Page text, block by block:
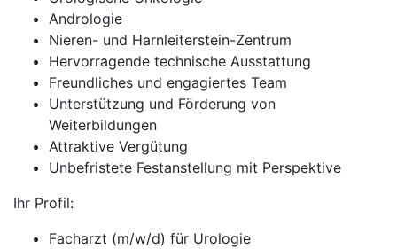
Andrologie
Nieren- und Harnleiterstein-Zentrum
Hervorragende technische Ausstattung
Freundliches und engagiertes Team
Unterstützung und Förderung von
Weiterbildungen
Attraktive Vergütung
Unbefristete Festanstellung mit Perspektive
Ihr Profil:
Facharzt (m/w/d) für Urologie